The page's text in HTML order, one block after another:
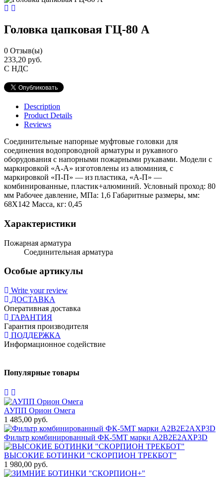
Головка цапковая ГЦ-80 А
0 Отзыв(ы)
233,20 руб.
С НДС
Description
Product Details
Reviews
Соединительные напорные муфтовые головки для
соединения водопроводной арматуры и рукавного
оборудования с напорными пожарными рукавами. Модели с
маркировкой «А-А» изготовлены из алюминия, с
маркировкой «П-П» — из пластика, «А-П» —
комбинированные, пластик+алюминий. Условный проход: 80
мм Рабочее давление, МПа: 1,6 Габаритные размеры, мм:
68X142 Масса, кг: 0,45
Характеристики
Пожарная арматура
Соединительная арматура
Особые артикулы
Write your review
ДОСТАВКА
Оперативная доставка
ГАРАНТИЯ
Гарантия производителя
ПОДДЕРЖКА
Информационное содействие
Популярные товары
АУПП Орион Омега
1 485,00 руб.
Фильтр комбинированный ФК-5МТ марки А2В2Е2АХР3D
ВЫСОКИЕ БОТИНКИ "СКОРПИОН ТРЕКБОТ"
1 980,00 руб.